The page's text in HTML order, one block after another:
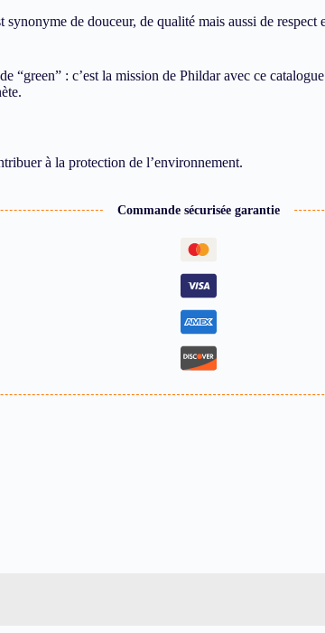
de douceur, de qualité mais aussi de
“green” : c’est la mission de Phildar avec ce
à la protection de l’environnement.
Commande sécurisée garantie